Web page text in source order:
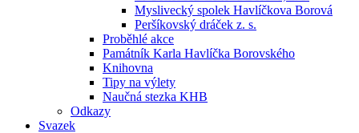
Myslivecký spolek Havlíčkova Borová
Peršíkovský dráček z. s.
Proběhlé akce
Památník Karla Havlíčka Borovského
Knihovna
Tipy na výlety
Naučná stezka KHB
Odkazy
Svazek